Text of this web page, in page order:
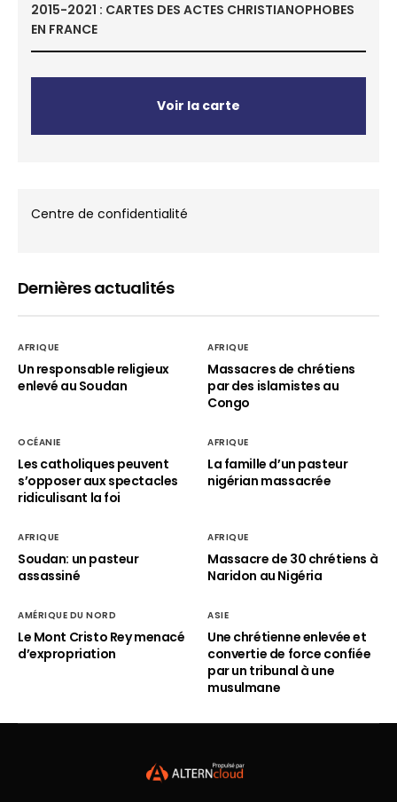
2015-2021 : CARTES DES ACTES CHRISTIANOPHOBES
EN FRANCE
Voir la carte
Centre de confidentialité
Dernières actualités
AFRIQUE
Un responsable religieux
enlevé au Soudan
AFRIQUE
Massacres de chrétiens
par des islamistes au
Congo
OCÉANIE
Les catholiques peuvent
s’opposer aux spectacles
ridiculisant la foi
AFRIQUE
La famille d’un pasteur
nigérian massacrée
AFRIQUE
Soudan: un pasteur
assassiné
AFRIQUE
Massacre de 30 chrétiens à
Naridon au Nigéria
AMÉRIQUE DU NORD
Le Mont Cristo Rey menacé
d’expropriation
ASIE
Une chrétienne enlevée et
convertie de force confiée
par un tribunal à une
musulmane